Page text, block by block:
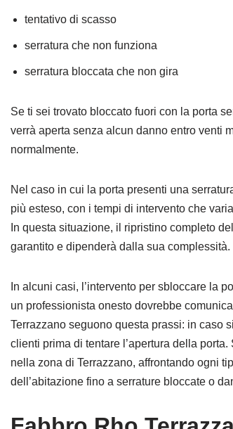
tentativo di scasso
serratura che non funziona
serratura bloccata che non gira
Se ti sei trovato bloccato fuori con la porta
verrà aperta senza alcun danno entro venti
normalmente.
Nel caso in cui la porta presenti una
più esteso, con i tempi di intervento che
In questa situazione, il ripristino completo
garantito e dipenderà dalla sua complessità.
In alcuni casi, l’intervento per sbloccare la
un professionista onesto dovrebbe
Terrazzano seguono questa prassi: in caso
clienti prima di tentare l’apertura della
nella zona di Terrazzano, affrontando ogni
dell’abitazione fino a serrature bloccate o